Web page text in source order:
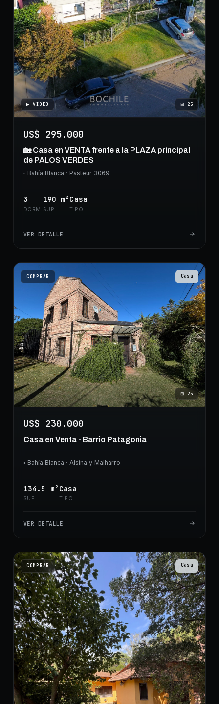
⊞ 25
▶ VIDEO
US$ 295.000
🏡 Casa en VENTA frente a la PLAZA principal
de PALOS VERDES
◦ Bahía Blanca · Pasteur 3069
3
DORM.
190 m²
SUP.
Casa
TIPO
VER DETALLE
COMPRAR Casa
⊞ 25
US$ 230.000
Casa en Venta - Barrio Patagonia
◦ Bahía Blanca · Alsina y Malharro
134.5 m²
SUP.
Casa
TIPO
VER DETALLE
COMPRAR Casa